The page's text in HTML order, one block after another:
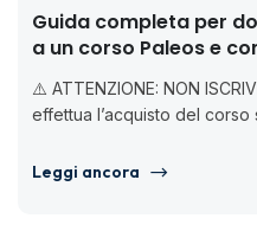
Guida completa per
a un corso Paleos e
⚠️ ATTENZIONE: NON
effettua l’acquisto del corso
Leggi ancora